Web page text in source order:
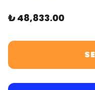
₺ 48,833.00